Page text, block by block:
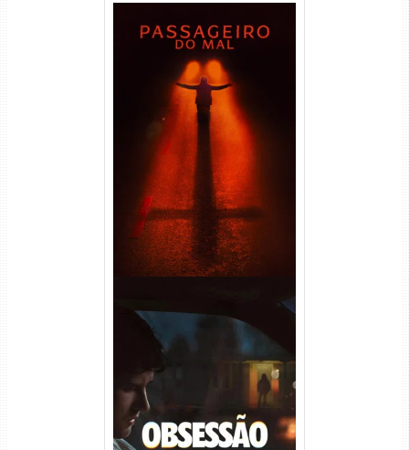
Passageiro do Mal Torrent
(2026) WEB-DL 1080p Dual
Áudio
Obsessão Torrent (2026)
WEB-DL 1080p/4K Dual
Áudio